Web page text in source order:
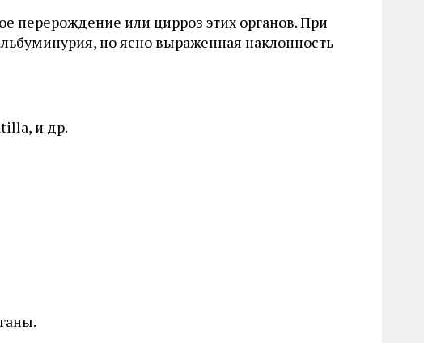
перерождение или цирроз этих органов. При
но ясно выраженная наклонность
и др.